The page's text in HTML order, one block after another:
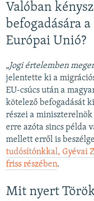
Valóban
befogadására
Európai Unió?
„Jogi értelemben
jelentette ki a
EU-csúcs után a
kötelező befogadását
részei a
erre azóta sincs példa
mellett erről is
tudósítónkkal, Gyévai
friss részében.
Mit nyert